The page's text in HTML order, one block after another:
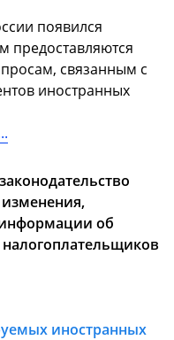
появился
предоставляются
связанным с
иностранных
об
иностранных